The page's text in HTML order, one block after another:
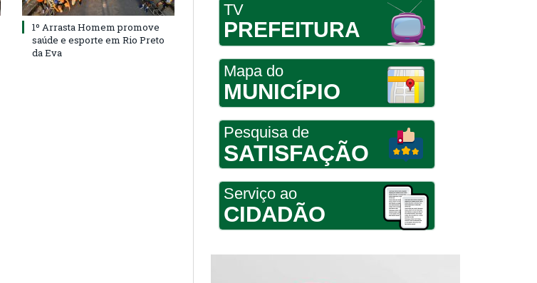
1º Arrasta Homem promove
saúde e esporte em Rio Preto
da Eva
TV
PREFEITURA
Mapa do
MUNICÍPIO
Pesquisa de
SATISFAÇÃO
Serviço ao
CIDADÃO